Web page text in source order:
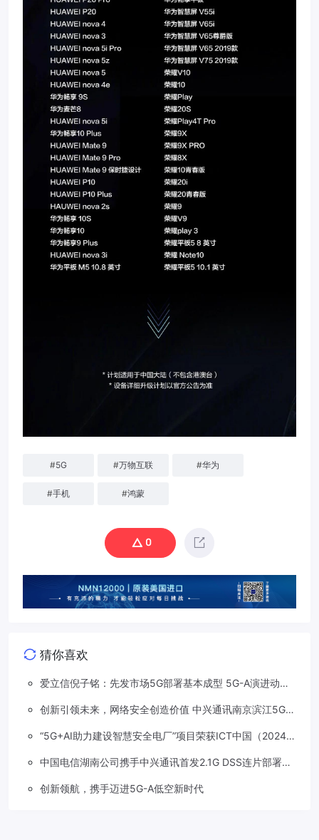
#5G #万物互联 #华为
#手机 #鸿蒙
0
猜你喜欢
爱立信倪子铭：先发市场5G部署基本成型 5G-A演进动能
创新引领未来，网络安全创造价值 中兴通讯南京滨江5G工
“5G+AI助力建设智慧安全电厂”项目荣获ICT中国（2024）
中国电信湖南公司携手中兴通讯首发2.1G DSS连片部署助
创新领航，携手迈进5G-A低空新时代